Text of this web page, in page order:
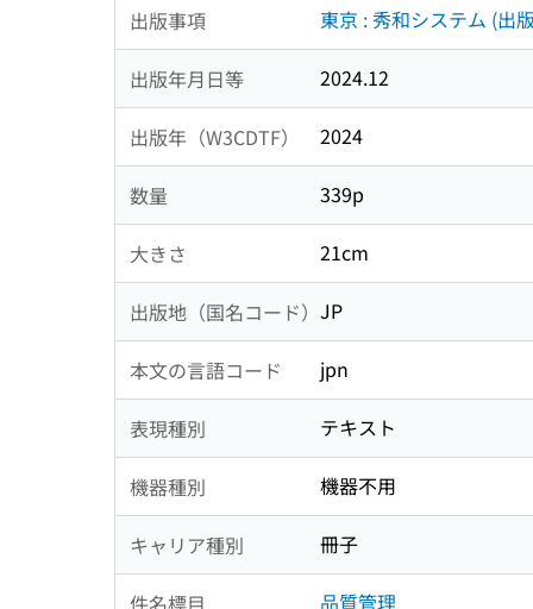
出版事項 東京 : 秀和システム (出
出版年月日等 2024.12
出版年（W3CDTF） 2024
数量 339p
大きさ 21cm
出版地（国名コード） JP
本文の言語コード jpn
表現種別 テキスト
機器種別 機器不用
キャリア種別 冊子
件名標目 品質管理